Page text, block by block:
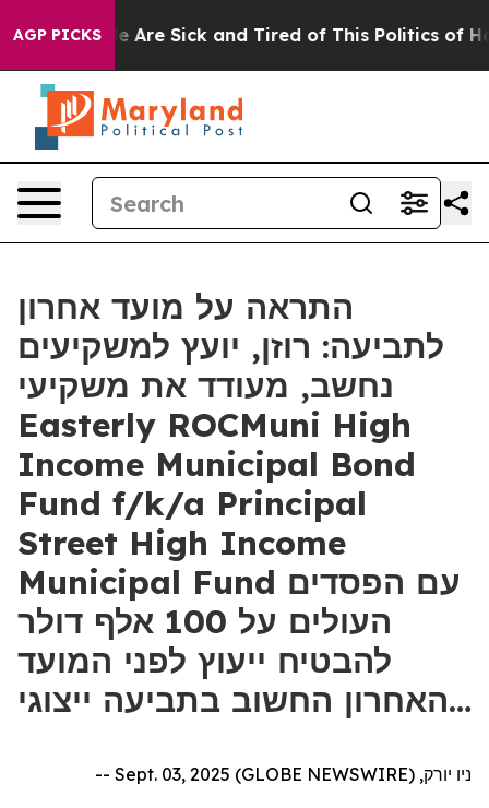
AGP PICKS
“People Are Sick and Tired of This Politics of
התראה על מועד אחרון
לתביעה: רוזן, יועץ למשקיעים
נחשב, מעודד את משקיעי
Easterly ROCMuni High
Income Municipal Bond
Fund f/k/a Principal
Street High Income
Municipal Fund עם הפסדים
העולים על 100 אלף דולר
להבטיח ייעוץ לפני המועד
האחרון החשוב בתביעה ייצוגי…
ניו יורק, Sept. 03, 2025 (GLOBE NEWSWIRE) --